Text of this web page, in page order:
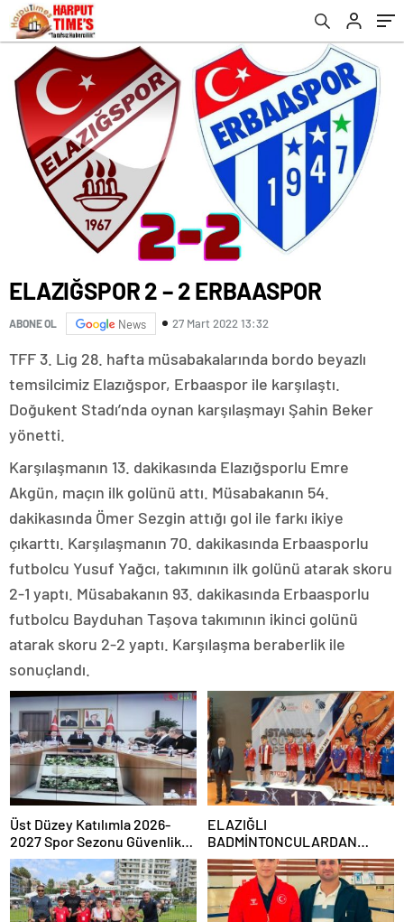
ELAZIĞSPOR 2 – 2 ERBAASPOR
ABONE OL News 27 Mart 2022 13:32
TFF 3. Lig 28. hafta müsabakalarında bordo beyazlı
temsilcimiz Elazığspor, Erbaaspor ile karşılaştı.
Doğukent Stadı’nda oynan karşılaşmayı Şahin Beker
yönetti.
Karşılaşmanın 13. dakikasında Elazığsporlu Emre
Akgün, maçın ilk golünü attı. Müsabakanın 54.
dakikasında Ömer Sezgin attığı gol ile farkı ikiye
çıkarttı. Karşılaşmanın 70. dakikasında Erbaasporlu
futbolcu Yusuf Yağcı, takımının ilk golünü atarak skoru
2-1 yaptı. Müsabakanın 93. dakikasında Erbaasporlu
futbolcu Bayduhan Taşova takımının ikinci golünü
atarak skoru 2-2 yaptı. Karşılaşma beraberlik ile
sonuçlandı.
Üst Düzey Katılımla 2026-
2027 Spor Sezonu Güvenlik
Toplantısı Gerçekleştirildi
ELAZIĞLI
BADMİNTONCULARDAN
İSTANBUL’DA ALTIN MADALYA